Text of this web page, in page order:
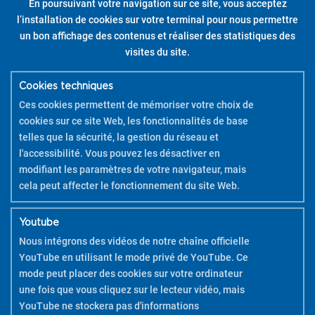
Pilot Pintor – Kit Créatif – Housse de Coussin – Pointes
Fine / Large
REGARDER LE TUTORIEL
En poursuivant votre navigation sur ce site, vous acceptez
l’installation de cookies sur votre terminal pour nous permettre
un bon affichage des contenus et réaliser des statistiques des
visites du site.
Cookies techniques
Ces cookies permettent de mémoriser votre choix de
cookies sur ce site Web, les fonctionnalités de base
telles que la sécurité, la gestion du réseau et
l'accessibilité. Vous pouvez les désactiver en
modifiant les paramètres de votre navigateur, mais
cela peut affecter le fonctionnement du site Web.
Youtube
Nous intégrons des vidéos de notre chaîne officielle
YouTube en utilisant le mode privé de YouTube. Ce
mode peut placer des cookies sur votre ordinateur
une fois que vous cliquez sur le lecteur vidéo, mais
YouTube ne stockera pas d'informations